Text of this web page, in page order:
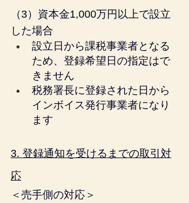
（3）資本金1,000万円以上で設立
した場合
設立日から課税事業者となる
ため、登録希望日の指定はで
きません
税務署長に登録された日から
インボイス発行事業者になり
ます
3. 登録通知を受けるまでの取引対
応
＜売手側の対応＞